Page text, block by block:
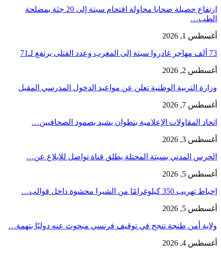
ارتفاع حصيلة ضحايا محاولة اقتحام سبتة إلى 20 جثة بمصلحة
الطب…
أغسطس 1, 2026
73 ألف مهاجر غادروا سبتة إلى المغرب وعدد القتلى يرتفع لـ71
أغسطس 2, 2026
وزارة التربية الوطنية تعلن عن مواعيد الدخول المدرسي المقبل
أغسطس 7, 2026
اتحاد المقاولات الإعلامية بتطوان يشيد بصمود الصحافيين…
أغسطس 3, 2026
الحرس المدني بسبتة المحتلة يطلق قناة تواصل للإبلاغ عن…
أغسطس 5, 2026
إحباط تهريب 350 كيلوغرامًا من الشيرا محشوة داخل قوالب…
أغسطس 5, 2026
ولاية أمن طنجة تنجح في توقيف فرنسي مبحوث عنه دوليًا بتهمة…
أغسطس 4, 2026